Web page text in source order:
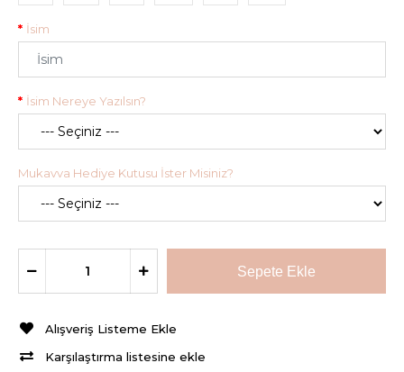
İsim
İsim Nereye Yazılsın?
Mukavva Hediye Kutusu İster Misiniz?
Alışveriş Listeme Ekle
Karşılaştırma listesine ekle